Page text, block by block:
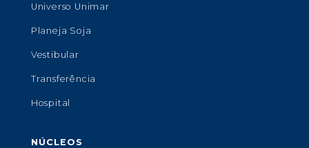
Universo Unimar
Planeja Soja
Vestibular
Transferência
Hospital
NÚCLEOS